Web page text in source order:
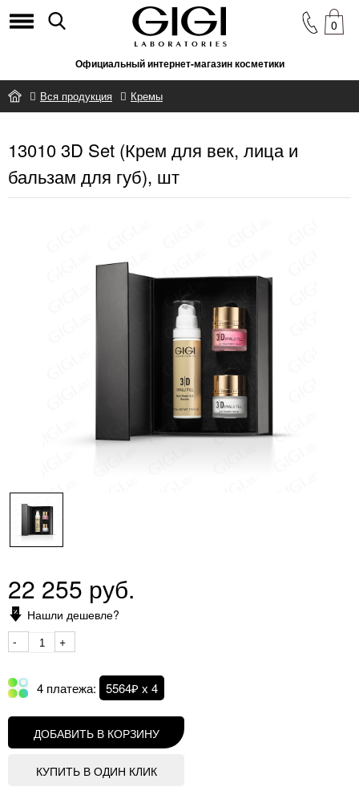
Официальный интернет-магазин косметики
0
Вся продукция Кремы
13010 3D Set (Крем для век, лица и
бальзам для губ), шт
22 255 руб.
Нашли дешевле?
-
+
4 платежа: 5564₽ х 4
ДОБАВИТЬ В КОРЗИНУ
КУПИТЬ В ОДИН КЛИК